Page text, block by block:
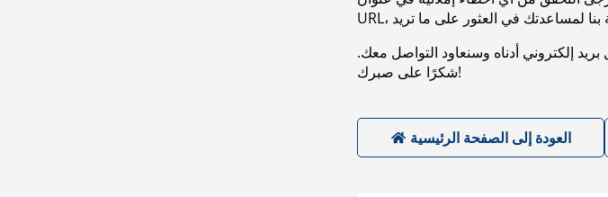
إلكتروني أدناه وسنعاود التواصل معك.
شكرًا على صبرك!
العودة إلى الصفحة الرئيسية